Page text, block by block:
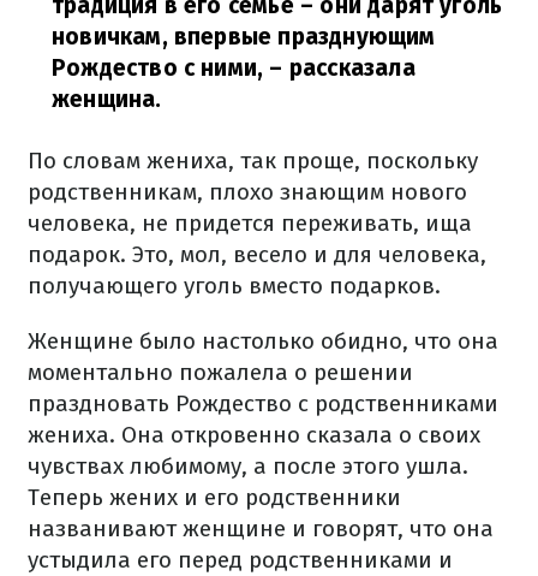
новичкам, впервые празднующим
Рождество с ними, – рассказала
женщина.
По словам жениха, так проще, поскольку
родственникам, плохо знающим нового
человека, не придется переживать, ища
подарок. Это, мол, весело и для человека,
получающего уголь вместо подарков.
Женщине было настолько обидно, что она
моментально пожалела о решении
праздновать Рождество с родственниками
жениха. Она откровенно сказала о своих
чувствах любимому, а после этого ушла.
Теперь жених и его родственники
названивают женщине и говорят, что она
устыдила его перед родственниками и